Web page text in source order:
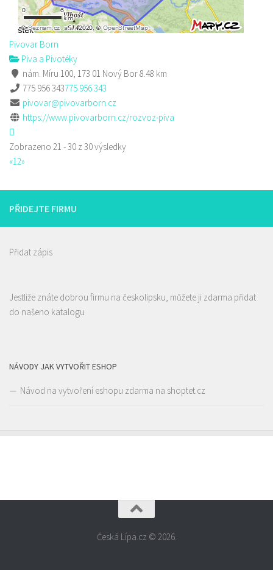
Pivovar Born
Piva a Pivotéky
nám. Míru 100, 173 01 Nový Bor8.48 km
775 956 343775 956 343
pivovar@pivovarborn.cz
https://www.pivovarborn.cz/rozvoz-piva
Zobrazeno 21 - 30 z 30 výsledky
«12»
PŘIDEJTE FIRMU
Přidat zápis
Jestliže znáte dobrou firmu na českolipsku, můžete ji zdarma přidat
do našeno katalogu
NÁVODY JAK VYTVOŘIT ESHOP
Návod na vytvoření eshopu zdarma na shoptet.cz
Česká Lípa.cz © 2026.